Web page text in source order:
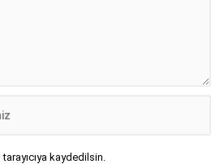
kaydedilsin.